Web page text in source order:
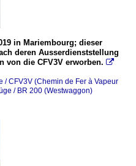
in Mariembourg; dieser
deren Ausserdienststellung
von die CFV3V erworben. 
/ CFV3V (Chemin de Fer à Vapeur
/ BR 200 (Westwaggon)